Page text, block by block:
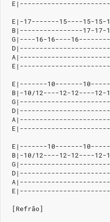
E|-17-------15----15-
B|----------------17-17-
G|----16-16----
E|-------10-------
B|-10/12----12-12----
E|-------10-------
B|-10/12----12-12----12-
[Refrão]